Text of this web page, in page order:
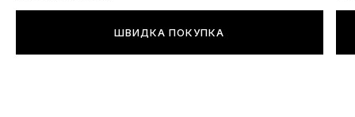
ШВИДКА ПОКУПКА